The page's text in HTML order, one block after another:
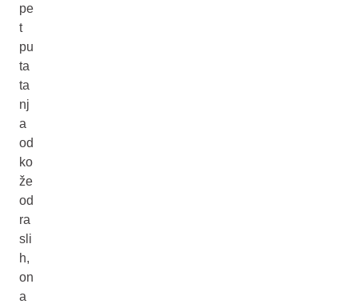
pe
t
pu
ta
ta
nj
a
od
ko
že
od
ra
sli
h,
on
a